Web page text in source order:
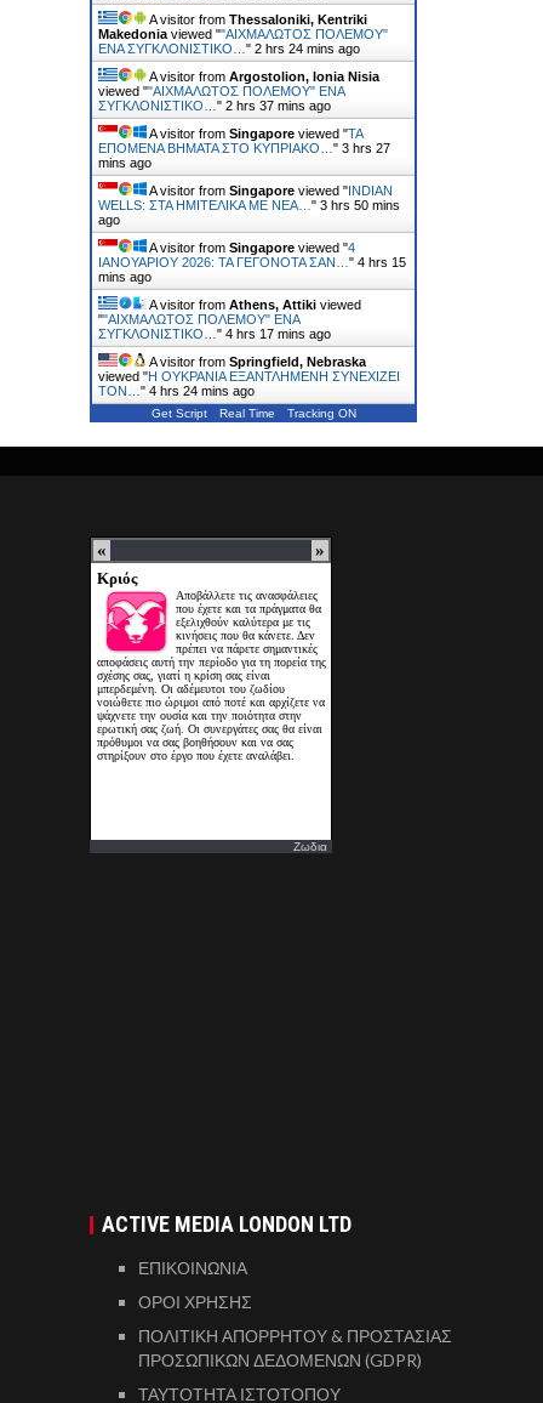
A visitor from Thessaloniki, Kentriki
Makedonia viewed ""ΑΙΧΜΑΛΩΤΟΣ ΠΟΛΕΜΟΥ"
ΕΝΑ ΣΥΓΚΛΟΝΙΣΤΙΚΟ… " 2 hrs 24 mins ago
A visitor from Argostolion, Ionia Nisia
viewed ""ΑΙΧΜΑΛΩΤΟΣ ΠΟΛΕΜΟΥ" ΕΝΑ
ΣΥΓΚΛΟΝΙΣΤΙΚΟ… " 2 hrs 37 mins ago
A visitor from Singapore viewed "ΤΑ
ΕΠΟΜΕΝΑ ΒΗΜΑΤΑ ΣΤΟ ΚΥΠΡΙΑΚΟ… " 3 hrs 27
mins ago
A visitor from Singapore viewed "INDIAN
WELLS: ΣΤΑ ΗΜΙΤΕΛΙΚΑ ΜΕ ΝΕΑ… " 3 hrs 50 mins
ago
A visitor from Singapore viewed "4
ΙΑΝΟΥΑΡΙΟΥ 2026: ΤΑ ΓΕΓΟΝΟΤΑ ΣΑΝ… " 4 hrs 15
mins ago
A visitor from Athens, Attiki viewed
""ΑΙΧΜΑΛΩΤΟΣ ΠΟΛΕΜΟΥ" ΕΝΑ
ΣΥΓΚΛΟΝΙΣΤΙΚΟ… " 4 hrs 17 mins ago
A visitor from Springfield, Nebraska
viewed "H ΟΥΚΡΑΝΙΑ ΕΞΑΝΤΛΗΜΕΝΗ ΣΥΝΕΧΙΖΕΙ
ΤΟΝ… " 4 hrs 24 mins ago
Get Script Real Time Tracking ON
Ζωδια
ACTIVE MEDIA LONDON LTD
ΕΠΙΚΟΙΝΩΝΙΑ
ΟΡΟΙ ΧΡΗΣΗΣ
ΠΟΛΙΤΙΚΗ ΑΠΟΡΡΗΤΟΥ & ΠΡΟΣΤΑΣΙΑΣ
ΠΡΟΣΩΠΙΚΩΝ ΔΕΔΟΜΕΝΩΝ (GDPR)
ΤΑΥΤΟΤΗΤΑ ΙΣΤΟΤΟΠΟΥ